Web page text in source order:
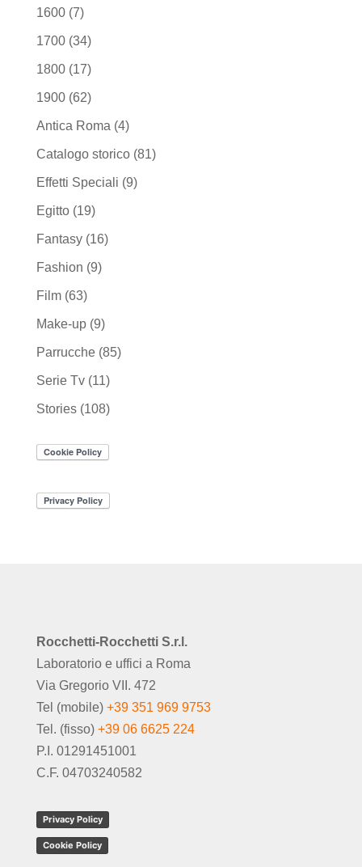
1600(7)
1700(34)
1800(17)
1900(62)
Antica Roma (4)
Catalogo storico(81)
Effetti Speciali (9)
Egitto(19)
Fantasy(16)
Fashion (9)
Film(63)
Make-up(9)
Parrucche(85)
Serie Tv(11)
Stories(108)
Rocchetti-Rocchetti S.r.l.
Laboratorio e uffici a Roma
Via Gregorio VII. 472
Tel (mobile) +39 351 969 9753
Tel. (fisso) +39 06 6625 224
P.I. 01291451001
C.F. 04703240582
Privacy Policy
Cookie Policy